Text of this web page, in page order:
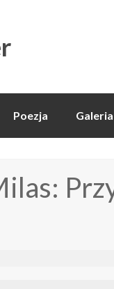
Poezja Galeria